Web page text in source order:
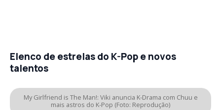
Elenco de estrelas do K-Pop e novos
talentos
My Girlfriend is The Man!: Viki anuncia K-Drama com Chuu e
mais astros do K-Pop (Foto: Reprodução)